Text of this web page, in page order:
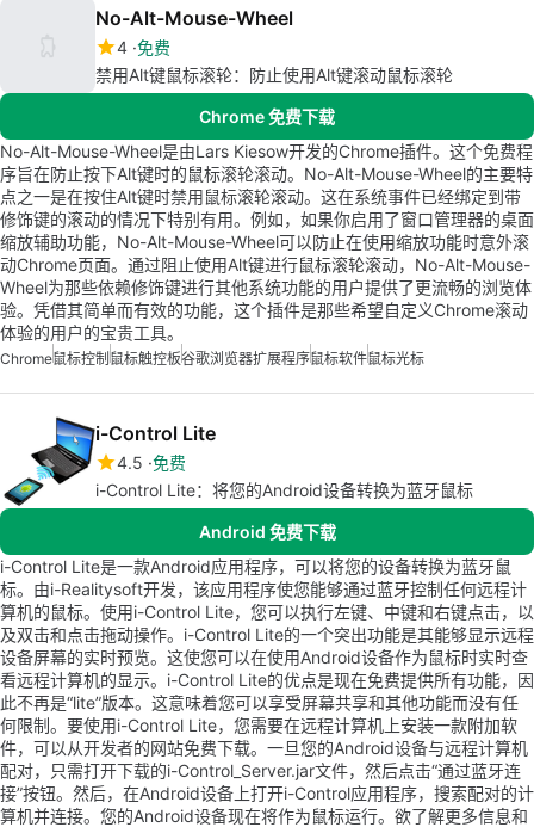
No-Alt-Mouse-Wheel
4 免费
禁用Alt键鼠标滚轮：防止使用Alt键滚动鼠标滚轮
Chrome 免费下载
No-Alt-Mouse-Wheel是由Lars Kiesow开发的Chrome插件。这个免费程
序旨在防止按下Alt键时的鼠标滚轮滚动。No-Alt-Mouse-Wheel的主要特
点之一是在按住Alt键时禁用鼠标滚轮滚动。这在系统事件已经绑定到带
修饰键的滚动的情况下特别有用。例如，如果你启用了窗口管理器的桌面
缩放辅助功能，No-Alt-Mouse-Wheel可以防止在使用缩放功能时意外滚
动Chrome页面。通过阻止使用Alt键进行鼠标滚轮滚动，No-Alt-Mouse-
Wheel为那些依赖修饰键进行其他系统功能的用户提供了更流畅的浏览体
验。凭借其简单而有效的功能，这个插件是那些希望自定义Chrome滚动
体验的用户的宝贵工具。
Chrome鼠标控制 鼠标触控板谷歌浏览器扩展程序鼠标软件鼠标光标
i-Control Lite
4.5 免费
i-Control Lite：将您的Android设备转换为蓝牙鼠标
Android 免费下载
i-Control Lite是一款Android应用程序，可以将您的设备转换为蓝牙鼠
标。由i-Realitysoft开发，该应用程序使您能够通过蓝牙控制任何远程计
算机的鼠标。使用i-Control Lite，您可以执行左键、中键和右键点击，以
及双击和点击拖动操作。i-Control Lite的一个突出功能是其能够显示远程
设备屏幕的实时预览。这使您可以在使用Android设备作为鼠标时实时查
看远程计算机的显示。i-Control Lite的优点是现在免费提供所有功能，因
此不再是“lite”版本。这意味着您可以享受屏幕共享和其他功能而没有任
何限制。要使用i-Control Lite，您需要在远程计算机上安装一款附加软
件，可以从开发者的网站免费下载。一旦您的Android设备与远程计算机
配对，只需打开下载的i-Control_Server.jar文件，然后点击“通过蓝牙连
接”按钮。然后，在Android设备上打开i-Control应用程序，搜索配对的计
算机并连接。您的Android设备现在将作为鼠标运行。欲了解更多信息和